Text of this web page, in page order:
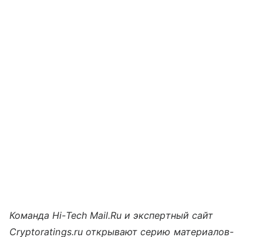
Команда Hi-Tech Mail.Ru и экспертный сайт
Cryptoratings.ru открывают серию материалов-